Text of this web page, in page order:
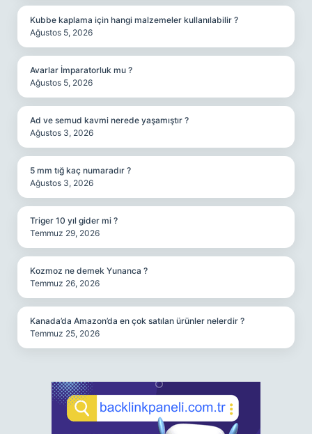
Kubbe kaplama için hangi malzemeler kullanılabilir ?
Ağustos 5, 2026
Avarlar İmparatorluk mu ?
Ağustos 5, 2026
Ad ve semud kavmi nerede yaşamıştır ?
Ağustos 3, 2026
5 mm tığ kaç numaradır ?
Ağustos 3, 2026
Triger 10 yıl gider mi ?
Temmuz 29, 2026
Kozmoz ne demek Yunanca ?
Temmuz 26, 2026
Kanada’da Amazon’da en çok satılan ürünler nelerdir ?
Temmuz 25, 2026